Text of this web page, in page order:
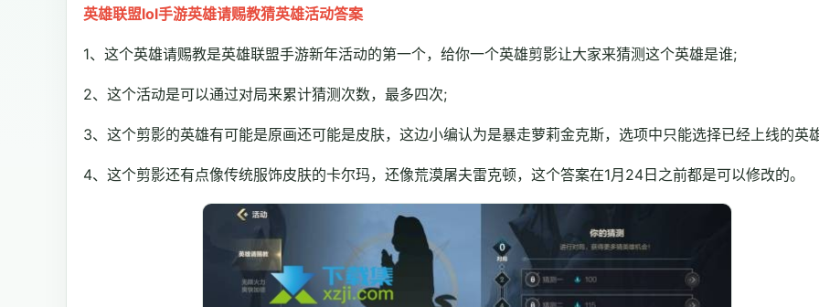
英雄联盟lol手游英雄请赐教猜英雄活动答案
1、这个英雄请赐教是英雄联盟手游新年活动的第一个，给你一个英雄剪影让大家来猜测这个英雄是谁;
2、这个活动是可以通过对局来累计猜测次数，最多四次;
3、这个剪影的英雄有可能是原画还可能是皮肤，这边小编认为是暴走萝莉金克斯，选项中只能选择已经上线的英
4、这个剪影还有点像传统服饰皮肤的卡尔玛，还像荒漠屠夫雷克顿，这个答案在1月24日之前都是可以修改的。